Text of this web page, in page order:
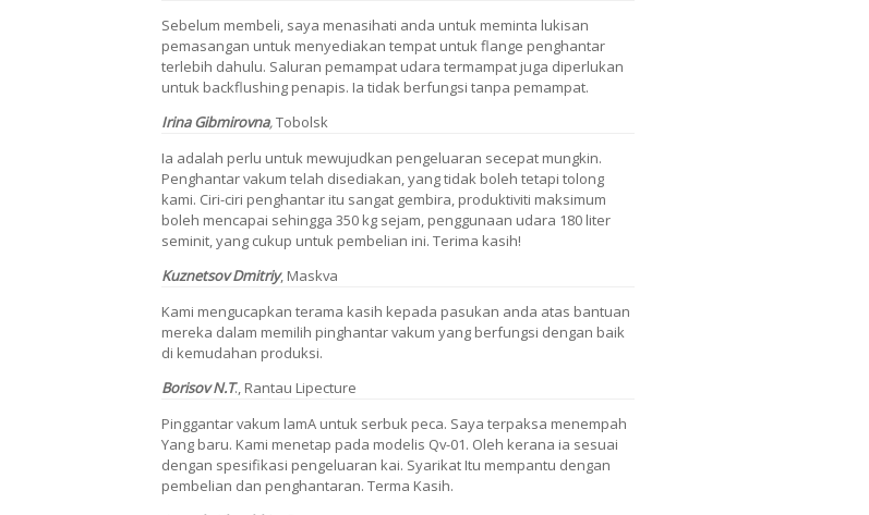
Sebelum membeli, saya menasihati anda untuk meminta lukisan
pemasangan untuk menyediakan tempat untuk flange penghantar
terlebih dahulu. Saluran pemampat udara termampat juga diperlukan
untuk backflushing penapis. Ia tidak berfungsi tanpa pemampat.
Irina Gibmirovna,Tobolsk
Ia adalah perlu untuk mewujudkan pengeluaran secepat mungkin.
Penghantar vakum telah disediakan, yang tidak boleh tetapi tolong
kami. Ciri-ciri penghantar itu sangat gembira, produktiviti maksimum
boleh mencapai sehingga 350 kg sejam, penggunaan udara 180 liter
seminit, yang cukup untuk pembelian ini. Terima kasih!
KuznetsovDmitriy, Maskva
Kami mengucapkan terama kasih kepada pasukan anda atas bantuan
mereka dalam memilih pinghantar vakum yang berfungsi dengan baik
di kemudahan produksi.
Borisov N.T., Rantau Lipecture
Pinggantar vakum lamA untuk serbuk peca. Saya terpaksa menempah
Yang baru. Kami menetap pada modelis Qv-01. Oleh kerana ia sesuai
dengan spesifikasi pengeluaran kai. Syarikat Itu mempantu dengan
pembelian dan penghantaran. Terma Kasih.